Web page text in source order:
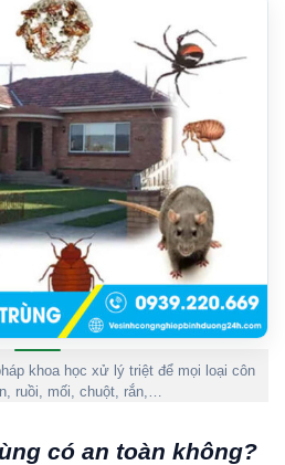
khoa học xử lý triệt để mọi loại côn
ruồi, mối, chuột, rắn,…
có an toàn không?